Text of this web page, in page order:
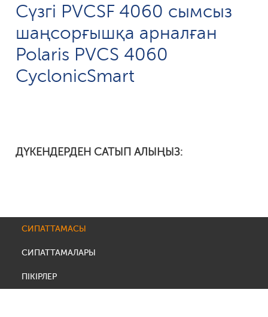
Сүзгі PVCSF 4060 сымсыз
шаңсорғышқа арналған
Polaris PVCS 4060
CyclonicSmart
ДҮКЕНДЕРДЕН САТЫП АЛЫҢЫЗ:
СИПАТТАМАСЫ
СИПАТТАМАЛАРЫ
ПІКІРЛЕР